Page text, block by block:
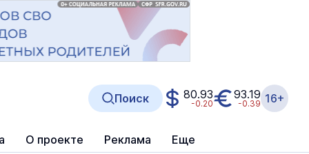
О проекте Реклама Еще
Поиск 80.93
-0.20
93.19
-0.39 16+